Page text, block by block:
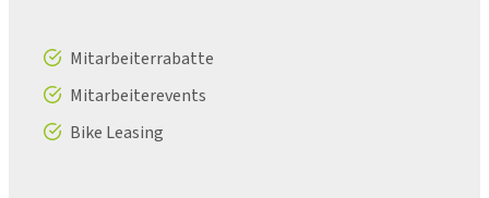
Mitarbeiterrabatte
Mitarbeiterevents
Bike Leasing